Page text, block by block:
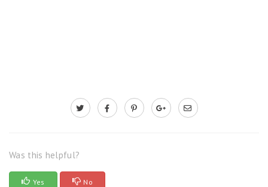
Was this helpful?
Yes No